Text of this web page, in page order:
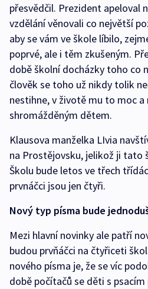
přesvědčil. Prezident apeloval
vzdělání věnovali co největší
aby se vám ve škole líbilo,
poprvé, ale i těm zkušeným.
době školní docházky toho co
člověk se toho už nikdy tolik
nestihne, v životě mu to moc a
shromážděným dětem.
Klausova manželka LIvia
na Prostějovsku, jelikož ji tato
Školu bude letos ve třech
prvnáčci jsou jen čtyři.
Nový typ písma bude
Mezi hlavní novinky ale patří
budou prvňáčci na čtyřiceti
nového písma je, že se víc
době počítačů se děti s